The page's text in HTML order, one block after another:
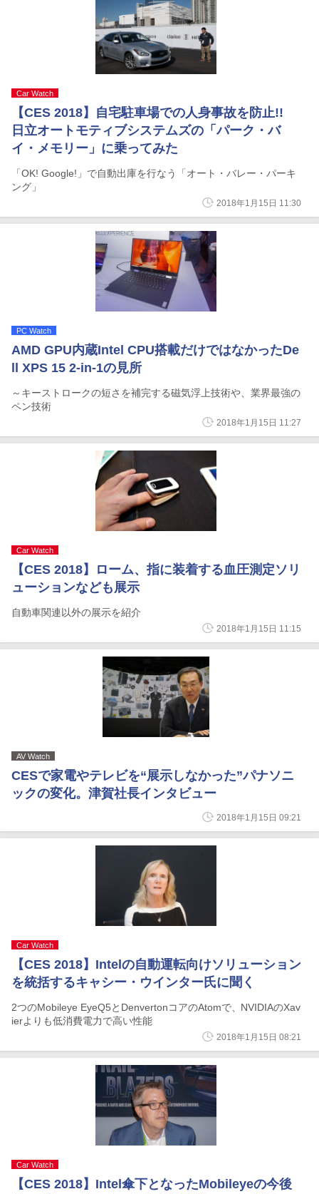
Car Watch
【CES 2018】自宅駐車場での人身事故を防止!!
日立オートモティブシステムズの「パーク・バ
イ・メモリー」に乗ってみた
「OK! Google!」で自動出庫を行なう「オート・バレー・パーキ
ング」
2018年1月15日 11:30
PC Watch
AMD GPU内蔵Intel CPU搭載だけではなかったDe
ll XPS 15 2-in-1の見所
～キーストロークの短さを補完する磁気浮上技術や、業界最強の
ペン技術
2018年1月15日 11:27
Car Watch
【CES 2018】ローム、指に装着する血圧測定ソリ
ューションなども展示
自動車関連以外の展示を紹介
2018年1月15日 11:15
AV Watch
CESで家電やテレビを“展示しなかった”パナソニ
ックの変化。津賀社長インタビュー
2018年1月15日 09:21
Car Watch
【CES 2018】Intelの自動運転向けソリューション
を統括するキャシー・ウインター氏に聞く
2つのMobileye EyeQ5とDenvertonコアのAtomで、NVIDIAのXav
ierよりも低消費電力で高い性能
2018年1月15日 08:21
Car Watch
【CES 2018】Intel傘下となったMobileyeの今後